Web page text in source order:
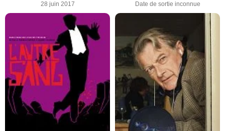
28 juin 2017 Date de sortie inconnue